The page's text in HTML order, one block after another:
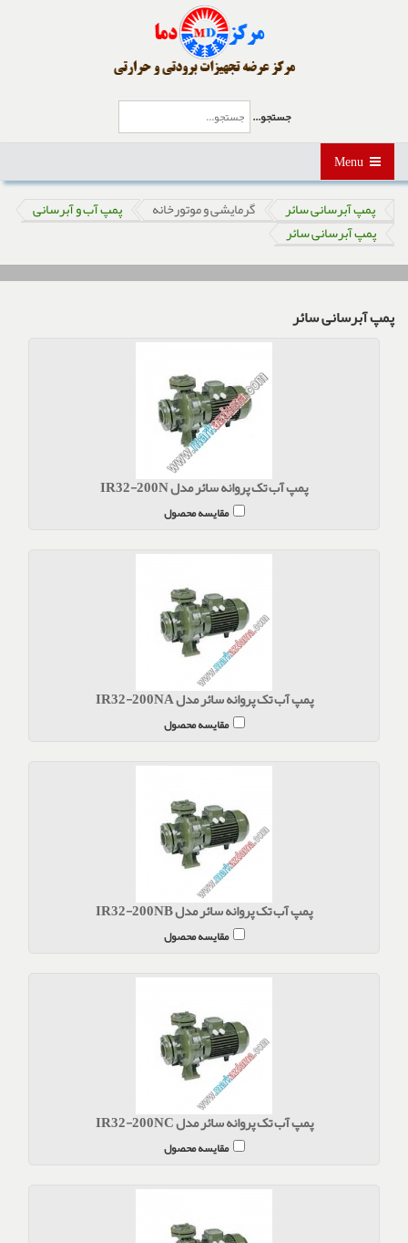
جستجو...
پمپ آبرسانی سائر گرمایشی و موتورخانه
پمپ آب و آبرسانی
پمپ آبرسانی سائر
پمپ آبرسانی سائر
پمپ آب تک پروانه سائر مدل IR32-200N
مقایسه محصول
پمپ آب تک پروانه سائر مدل IR32-200NA
مقایسه محصول
پمپ آب تک پروانه سائر مدل IR32-200NB
مقایسه محصول
پمپ آب تک پروانه سائر مدل IR32-200NC
مقایسه محصول